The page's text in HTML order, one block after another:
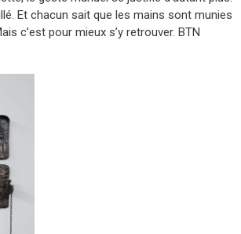
Et chacun sait que les mains sont munies
c’est pour mieux s’y retrouver. BTN